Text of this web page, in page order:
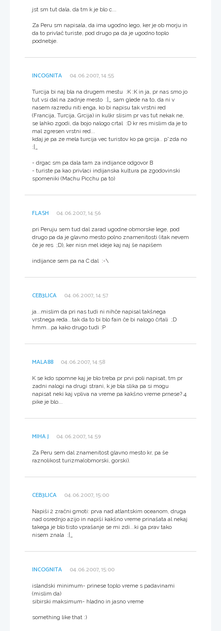
jst sm tut dala, da tm k je blo c...
Za Peru sm napisala, da ima ugodno lego, ker je ob morju in
da to privlač turiste, pod drugo pa da je ugodno toplo
podnebje.
INCOGNITA 04.06.2007, 14:55
Turcija bi naj bla na drugem mestu :K :K in ja, pr nas smo jo
tut vsi dal na zadnje mesto :|_ sam glede na to, da ni v
nasem razredu niti enga, ko bi napisu tak vrstni red
(Francija, Turcija, Grcija) in kulkr slisim pr vas tut nekak ne,
se lahko zgodi, da bojo nalogo crtal :D kr res mislim da je to
mal zgresen vrstni red...
kdaj je pa ze mela turcija vec turistov ko pa grcija.. p*zda no
:|_
- drgac sm pa dala tam za indijance odgovor B
- turiste pa kao privlaci indijanska kultura pa zgodovinski
spomeniki (Machu Picchu pa to)
FLASH 04.06.2007, 14:56
pri Peruju sem tud dal zarad ugodne obmorske lege, pod
drugo pa da je glavno mesto polno znamenitosti (itak nevem
če je res ;D), ker nisn mel ideje kaj naj še napišem
indijance sem pa na C dal :-\
CEB3LICA 04.06.2007, 14:57
ja...mislim da pri nas tudi ni nihče napisal takšnega
vrstnega reda...tak da to bi blo fain če bi nalogo črtali ;D
hmm...pa kako drugo tudi :P
MALA88 04.06.2007, 14:58
K se kdo spomne kaj je blo treba pr prvi poli napisat, tm pr
zadni nalogi na drugi strani, k je bla slika pa si mogu
napisat neki kaj vpliva na vreme pa kakšno vreme prnese? 4
pike je blo...
MIHA J 04.06.2007, 14:59
Za Peru sem dal znamenitost glavno mesto kr, pa še
raznolikost turizma(obmorski, gorski).
CEB3LICA 04.06.2007, 15:00
Napiši 2 zračni gmoti: prva nad atlantskim oceanom, druga
nad osrednjo azijo in napiši kakšno vreme prinašata al nekaj
takega je blo tisto vprašanje se mi zdi...ki ga prav tako
nisem znala :|_
INCOGNITA 04.06.2007, 15:00
islandski minimum- prinese toplo vreme s padavinami
(mislim da)
sibirski maksimum- hladno in jasno vreme
something like that :)